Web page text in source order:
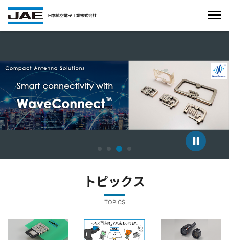
トピックス
TOPICS